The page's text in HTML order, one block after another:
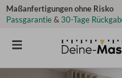
Zum
Inhalt
Maßanfertigungen ohne Risko
Passgarantie& 30-Tage